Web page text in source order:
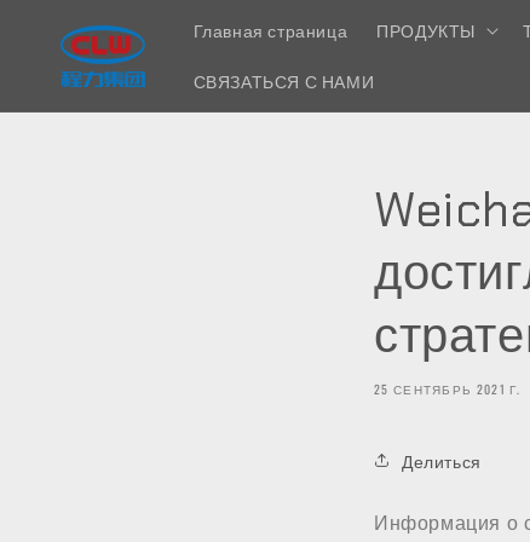
контенту
Главная страница ПРОДУКТЫ
СВЯЗАТЬСЯ С НАМИ
25 СЕНТЯБРЬ 2021 Г.
Делиться
Информация о